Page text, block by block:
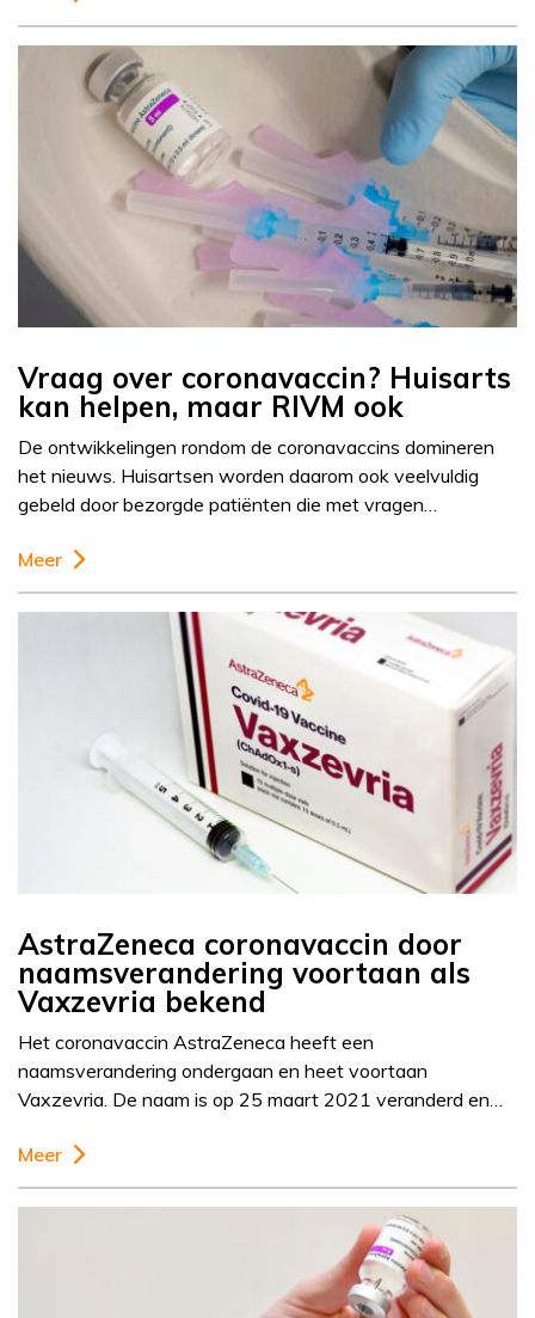
Vraag over coronavaccin? Huisarts
kan helpen, maar RIVM ook
De ontwikkelingen rondom de coronavaccins domineren
het nieuws. Huisartsen worden daarom ook veelvuldig
gebeld door bezorgde patiënten die met vragen…
Meer
AstraZeneca coronavaccin door
naamsverandering voortaan als
Vaxzevria bekend
Het coronavaccin AstraZeneca heeft een
naamsverandering ondergaan en heet voortaan
Vaxzevria. De naam is op 25 maart 2021 veranderd en…
Meer